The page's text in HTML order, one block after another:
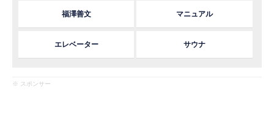
福澤善文 マニュアル
エレベーター サウナ
※ スポンサー